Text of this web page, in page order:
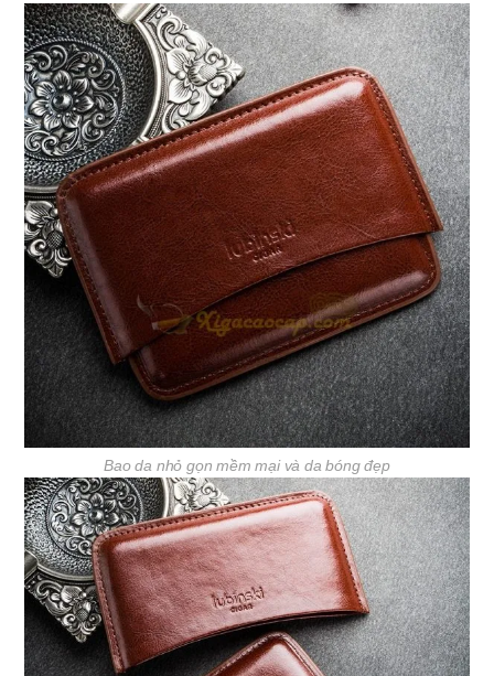
Bao da nhỏ gọn mềm mại và da bóng đẹp